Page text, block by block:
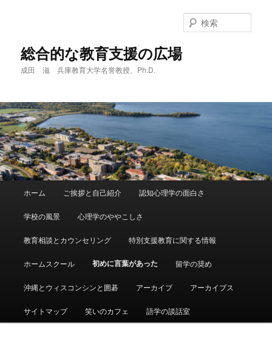
へ
移
動
総合的な教育支援の広場
成田 滋 兵庫教育大学名誉教授、Ph.D.
索
ホーム ご挨拶と自己紹介 認知心理学の面白さ
学校の風景 心理学のややこしさ
教育相談とカウンセリング 特別支援教育に関する情報
ホームスクール 初めに言葉があった 留学の奨め
沖縄とウィスコンシンと囲碁 アーカイブ アーカイブス
サイトマップ 笑いのカフェ 語学の談話室